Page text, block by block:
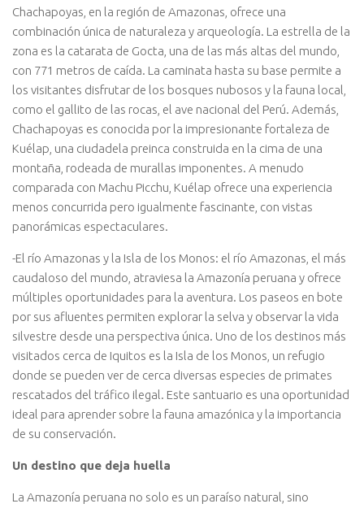
Chachapoyas, en la región de Amazonas, ofrece una
combinación única de naturaleza y arqueología. La estrella de la
zona es la catarata de Gocta, una de las más altas del mundo,
con 771 metros de caída. La caminata hasta su base permite a
los visitantes disfrutar de los bosques nubosos y la fauna local,
como el gallito de las rocas, el ave nacional del Perú. Además,
Chachapoyas es conocida por la impresionante fortaleza de
Kuélap, una ciudadela preinca construida en la cima de una
montaña, rodeada de murallas imponentes. A menudo
comparada con Machu Picchu, Kuélap ofrece una experiencia
menos concurrida pero igualmente fascinante, con vistas
panorámicas espectaculares.
-El río Amazonas y la Isla de los Monos: el río Amazonas, el más
caudaloso del mundo, atraviesa la Amazonía peruana y ofrece
múltiples oportunidades para la aventura. Los paseos en bote
por sus afluentes permiten explorar la selva y observar la vida
silvestre desde una perspectiva única. Uno de los destinos más
visitados cerca de Iquitos es la Isla de los Monos, un refugio
donde se pueden ver de cerca diversas especies de primates
rescatados del tráfico ilegal. Este santuario es una oportunidad
ideal para aprender sobre la fauna amazónica y la importancia
de su conservación.
Un destino que deja huella
La Amazonía peruana no solo es un paraíso natural, sino